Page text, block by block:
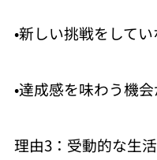
•新しい挑戦をして
•達成感を味わう機
理由3：受動的な生活